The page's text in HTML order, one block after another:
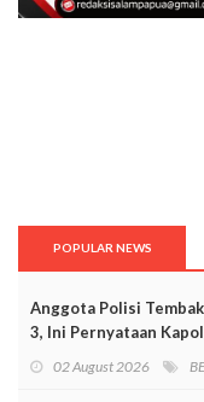
POPULAR NEWS
Anggota Polisi
3, Ini Pernyataan
02 August 2026